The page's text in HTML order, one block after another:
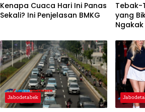
Kenapa Cuaca Hari Ini Panas
Sekali? Ini Penjelasan BMKG
Tebak-
yang
Ngakak
Jabodetabek